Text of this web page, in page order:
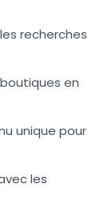
recherches
en
unique pour
les